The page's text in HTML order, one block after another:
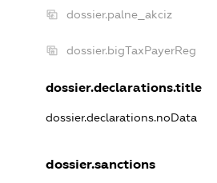
dossier.palne_akciz
dossier.bigTaxPayerReg
dossier.declarations.title
dossier.declarations.noData
dossier.sanctions